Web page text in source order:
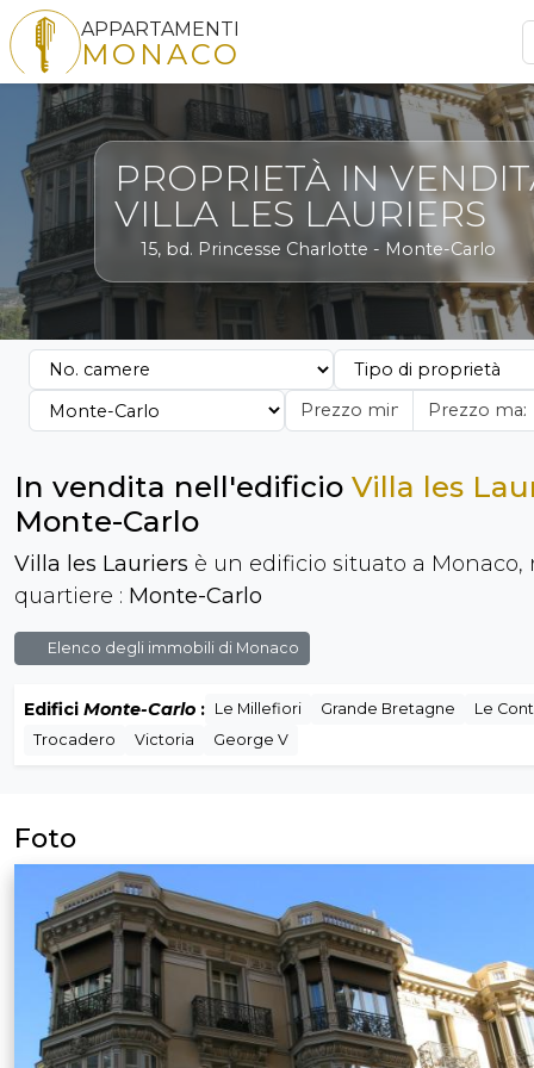
APPARTAMENTI
MONACO
PROPRIETÀ IN
VILLA LES LAURIERS
15, bd. Princesse Charlotte - Monte-Carlo
In vendita nell'edificio Villa les
Monte-Carlo
Villa les Lauriers è un edificio situato a Monaco,
quartiere : Monte-Carlo
Elenco degli immobili di Monaco
Edifici Monte-Carlo : Le Millefiori Grande Bretagne
Le
Trocadero
Victoria George V
Foto